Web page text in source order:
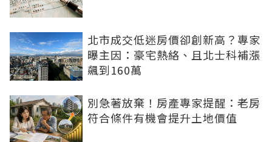
北市成交低迷房價卻創新高？專家
曝主因：豪宅熱絡、且北士科補漲
飆到160萬
別急著放棄！房產專家提醒：老房
符合條件有機會提升土地價值